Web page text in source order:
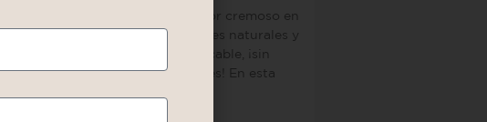
Aprende a formular un rubor cremoso en
barra, utilizando ingredientes naturales y
logrando un acabado impecable, ¡sin
químicos nocivos e irritantes! En esta